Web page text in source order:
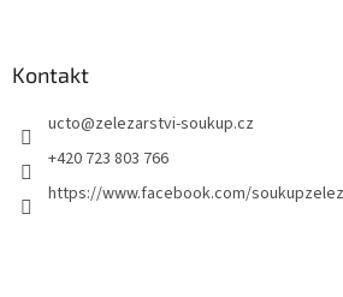
Kontakt
ucto@zelezarstvi-soukup.cz
+420 723 803 766
https://www.facebook.com/